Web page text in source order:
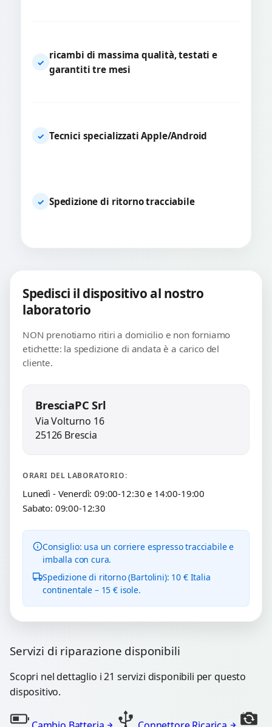
✓
ricambi di massima qualità, testati e
garantiti tre mesi
✓ Tecnici specializzati Apple/Android
✓ Spedizione di ritorno tracciabile
Spedisci il dispositivo al nostro
laboratorio
NON prenotiamo ritiri a domicilio e non forniamo
etichette: la spedizione di andata è a carico del
cliente.
BresciaPC Srl
Via Volturno 16
25126 Brescia
ORARI DEL LABORATORIO:
Lunedì - Venerdì: 09:00-12:30 e 14:00-19:00
Sabato: 09:00-12:30
Consiglio: usa un corriere espresso tracciabile e
imballa con cura.
Spedizione di ritorno (Bartolini): 10 € Italia
continentale – 15 € isole.
Servizi di riparazione disponibili
Scopri nel dettaglio i 21 servizi disponibili per questo
dispositivo.